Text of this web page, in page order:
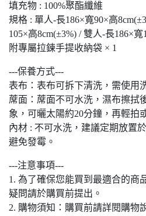
填充物 : 100%聚酯纖維
規格 : 單人-長186×寬90×高
105×高8cm(±3%) / 雙人-長186×寬
附專屬拉鍊手提收納袋 × 1
---保養方式---
表布：表布可拆下清洗，需使用
蓆面：蓆面不可水洗，濕布擦拭
象，可曬太陽約20分鐘，再輕拍
內材 : 不可水洗，建議定期放置
避免發霉。
---注意事項---
1. 為了確保您能買到最適合的商
疑問請於購買前提出。
2. 購物須知：購買前請詳閱購物